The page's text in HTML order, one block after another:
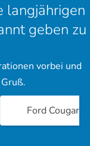
langjährigen
geben zu
vorbei und
Ford Cougar